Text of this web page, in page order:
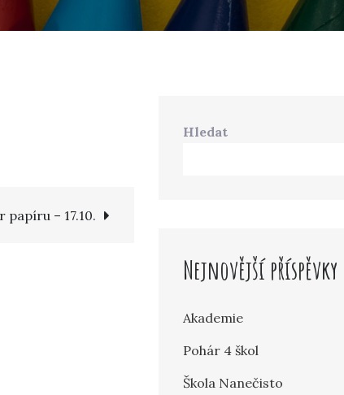
papíru – 17.10.
Hledat
Nejnovější příspěvky
Akademie
Pohár 4 škol
Škola Nanečisto